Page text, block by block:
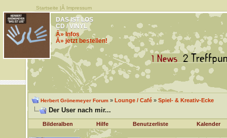
Startseite |Â Impressum
DAS IST LOS
CD / VINYL
Â» Infos
Â» jetzt bestellen!
Herbert Grönemeyer Forum» Lounge / Café» Spiel- & Kreativ-Ecke
Der User nach mir...
Bilderalben Hilfe Benutzerliste Kalender